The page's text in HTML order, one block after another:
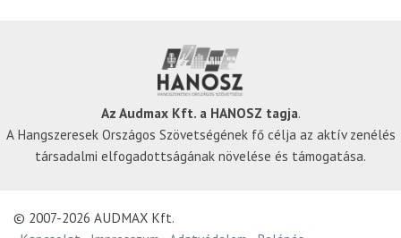
Az Audmax Kft. a HANOSZ tagja.
A Hangszeresek Országos Szövetségének fő célja az aktív zenélés
társadalmi elfogadottságának növelése és támogatása.
© 2007-2026 AUDMAX Kft.